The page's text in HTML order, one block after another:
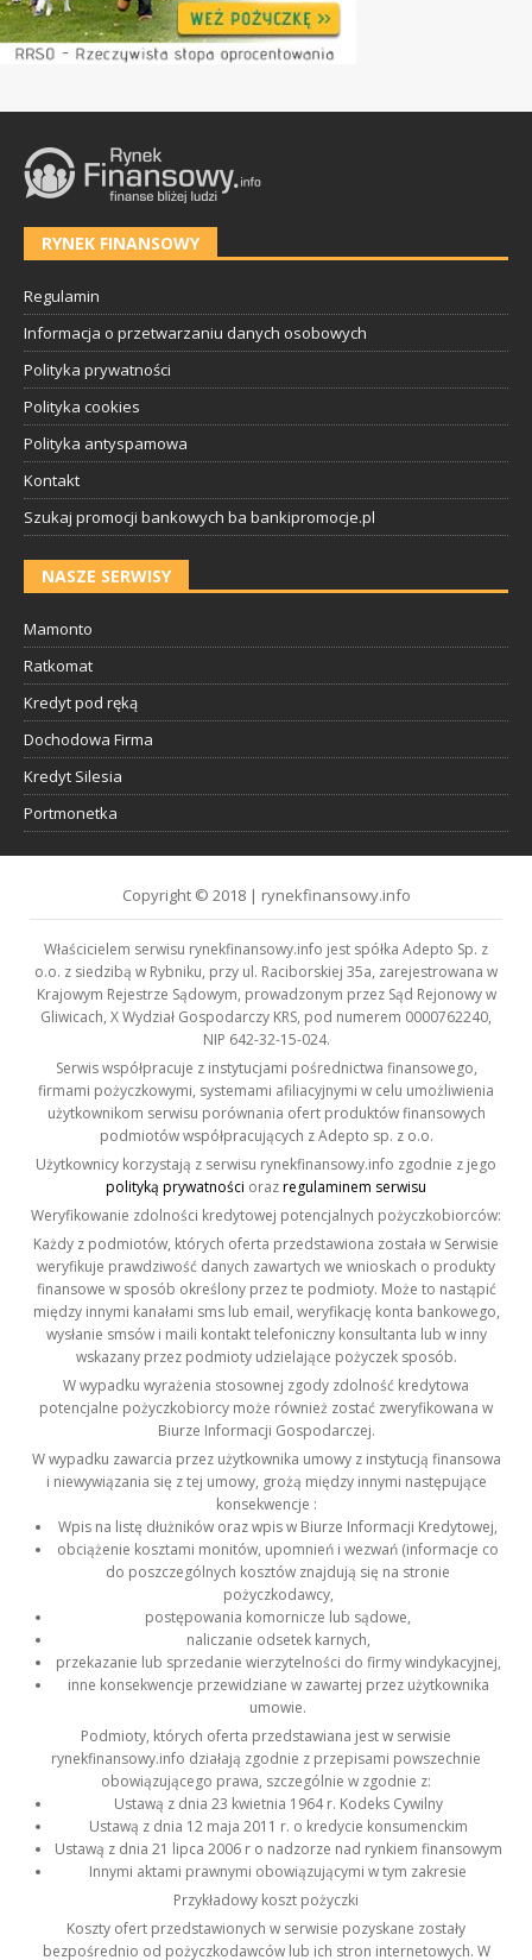
RYNEK FINANSOWY
Regulamin
Informacja o przetwarzaniu danych osobowych
Polityka prywatności
Polityka cookies
Polityka antyspamowa
Kontakt
Szukaj promocji bankowych ba bankipromocje.pl
NASZE SERWISY
Mamonto
Ratkomat
Kredyt pod ręką
Dochodowa Firma
Kredyt Silesia
Portmonetka
Copyright © 2018 | rynekfinansowy.info
Właścicielem serwisu rynekfinansowy.info jest spółka Adepto Sp. z
o.o. z siedzibą w Rybniku, przy ul. Raciborskiej 35a, zarejestrowana w
Krajowym Rejestrze Sądowym, prowadzonym przez Sąd Rejonowy w
Gliwicach, X Wydział Gospodarczy KRS, pod numerem 0000762240,
NIP 642-32-15-024.
Serwis współpracuje z instytucjami pośrednictwa finansowego,
firmami pożyczkowymi, systemami afiliacyjnymi w celu umożliwienia
użytkownikom serwisu porównania ofert produktów finansowych
podmiotów współpracujących z Adepto sp. z o.o.
Użytkownicy korzystają z serwisu rynekfinansowy.info zgodnie z jego
polityką prywatności orazregulaminem serwisu
Weryfikowanie zdolności kredytowej potencjalnych pożyczkobiorców:
Każdy z podmiotów, których oferta przedstawiona została w Serwisie
weryfikuje prawdziwość danych zawartych we wnioskach o produkty
finansowe w sposób określony przez te podmioty. Może to nastąpić
między innymi kanałami sms lub email, weryfikację konta bankowego,
wysłanie smsów i maili kontakt telefoniczny konsultanta lub w inny
wskazany przez podmioty udzielające pożyczek sposób.
W wypadku wyrażenia stosownej zgody zdolność kredytowa
potencjalne pożyczkobiorcy może również zostać zweryfikowana w
Biurze Informacji Gospodarczej.
W wypadku zawarcia przez użytkownika umowy z instytucją finansowa
i niewywiązania się z tej umowy, grożą między innymi następujące
konsekwencje :
Wpis na listę dłużników oraz wpis w Biurze Informacji Kredytowej,
obciążenie kosztami monitów, upomnień i wezwań (informacje co
do poszczególnych kosztów znajdują się na stronie
pożyczkodawcy,
postępowania komornicze lub sądowe,
naliczanie odsetek karnych,
przekazanie lub sprzedanie wierzytelności do firmy windykacyjnej,
inne konsekwencje przewidziane w zawartej przez użytkownika
umowie.
Podmioty, których oferta przedstawiana jest w serwisie
rynekfinansowy.info działają zgodnie z przepisami powszechnie
obowiązującego prawa, szczególnie w zgodnie z:
Ustawą z dnia 23 kwietnia 1964 r. Kodeks Cywilny
Ustawą z dnia 12 maja 2011 r. o kredycie konsumenckim
Ustawą z dnia 21 lipca 2006 r o nadzorze nad rynkiem finansowym
Innymi aktami prawnymi obowiązującymi w tym zakresie
Przykładowy koszt pożyczki
Koszty ofert przedstawionych w serwisie pozyskane zostały
bezpośrednio od pożyczkodawców lub ich stron internetowych. W